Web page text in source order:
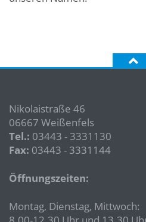
Nikolaistraße 46
06667 Weißenfels
Tel.: 03443 - 3331130
Fax: 03443 - 3331144
Öffnungszeiten:
Montag, Dienstag, Mittwoch: